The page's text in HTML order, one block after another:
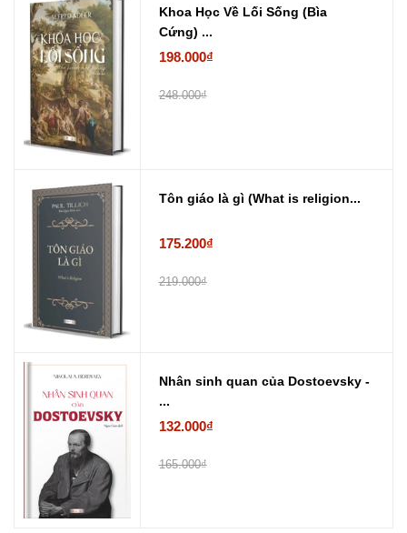
Khoa Học Về Lối Sống (Bìa
Cứng) ...
198.000₫
248.000₫
Tôn giáo là gì (What is religion...
175.200₫
219.000₫
Nhân sinh quan của Dostoevsky -
...
132.000₫
165.000₫